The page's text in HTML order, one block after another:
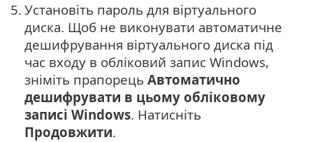
5. Установіть пароль для віртуального
диска. Щоб не виконувати автоматичне
дешифрування віртуального диска під
час входу в обліковий запис Windows,
зніміть прапорець Автоматично
дешифрувати в цьому обліковому
записі Windows. Натисніть
Продовжити.